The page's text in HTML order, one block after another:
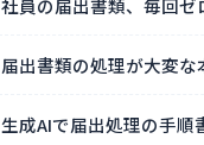
社員の届出書類、毎回ゼ
届出書類の処理が大変な
生成AIで届出処理の手順